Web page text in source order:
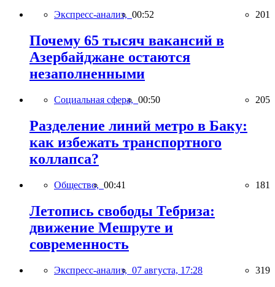
Экспресс-анализ, 00:52 201
Почему 65 тысяч вакансий в
Азербайджане остаются
незаполненными
Социальная сфера, 00:50 205
Разделение линий метро в Баку:
как избежать транспортного
коллапса?
Общество, 00:41 181
Летопись свободы Тебриза:
движение Мешруте и
современность
Экспресс-анализ, 07 августа, 17:28 319